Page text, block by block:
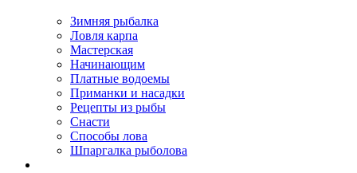
Зимняя рыбалка
Ловля карпа
Мастерская
Начинающим
Платные водоемы
Приманки и насадки
Рецепты из рыбы
Снасти
Способы лова
Шпаргалка рыболова